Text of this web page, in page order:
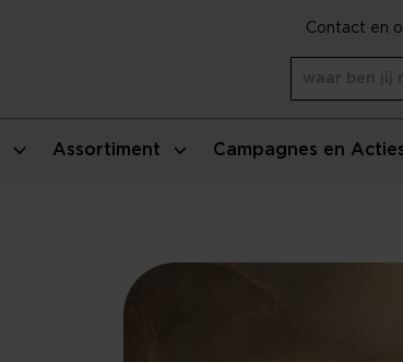
Assortiment Campagnes en
Contact en